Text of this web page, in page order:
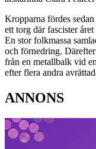
Kropparna fördes
ett torg där fascister
En stor folkmassa
och förnedring.
från en metallbalk vid
efter flera andra
ANNONS